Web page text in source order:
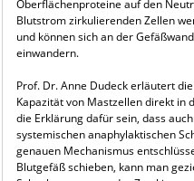
Oberflächenproteine auf den
Blutstrom zirkulierenden Zellen
und können sich an der
einwandern.
Prof. Dr. Anne Dudeck erläutert
Kapazität von Mastzellen direkt in
die Erklärung dafür sein, dass
systemischen anaphylaktischen
genauen Mechanismus
Blutgefäß schieben, kann man